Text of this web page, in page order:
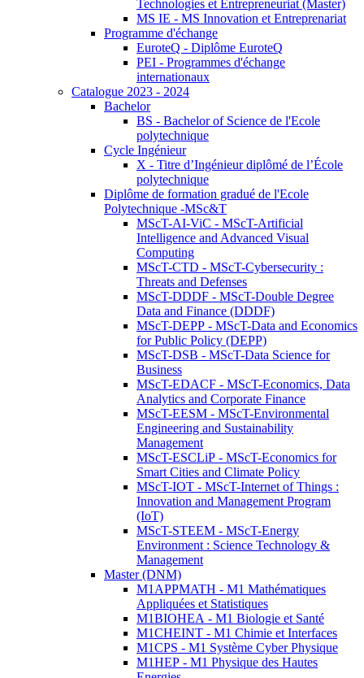
Technologies et Entrepreneuriat (Master)
MS IE - MS Innovation et Entreprenariat
Programme d'échange
EuroteQ - Diplôme EuroteQ
PEI - Programmes d'échange
internationaux
Catalogue 2023 - 2024
Bachelor
BS - Bachelor of Science de l'Ecole
polytechnique
Cycle Ingénieur
X - Titre d’Ingénieur diplômé de l’École
polytechnique
Diplôme de formation gradué de l'Ecole
Polytechnique -MSc&T
MScT-AI-ViC - MScT-Artificial
Intelligence and Advanced Visual
Computing
MScT-CTD - MScT-Cybersecurity :
Threats and Defenses
MScT-DDDF - MScT-Double Degree
Data and Finance (DDDF)
MScT-DEPP - MScT-Data and Economics
for Public Policy (DEPP)
MScT-DSB - MScT-Data Science for
Business
MScT-EDACF - MScT-Economics, Data
Analytics and Corporate Finance
MScT-EESM - MScT-Environmental
Engineering and Sustainability
Management
MScT-ESCLiP - MScT-Economics for
Smart Cities and Climate Policy
MScT-IOT - MScT-Internet of Things :
Innovation and Management Program
(IoT)
MScT-STEEM - MScT-Energy
Environment : Science Technology &
Management
Master (DNM)
M1APPMATH - M1 Mathématiques
Appliquées et Statistiques
M1BIOHEA - M1 Biologie et Santé
M1CHEINT - M1 Chimie et Interfaces
M1CPS - M1 Système Cyber Physique
M1HEP - M1 Physique des Hautes